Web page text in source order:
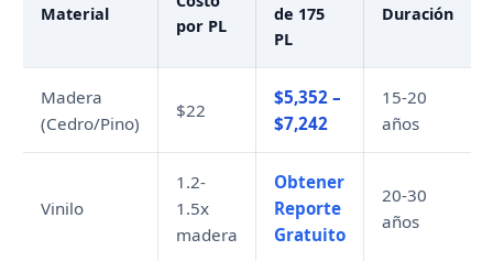
Material
por PL
de 175
PL
Duración
Madera
(Cedro/Pino)
$22
$5,352 –
$7,242
15-20
años
Vinilo
1.2-
1.5x
madera
Obtener
Reporte
Gratuito
20-30
años